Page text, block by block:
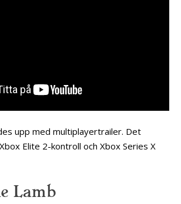
upp med multiplayertrailer. Det
Elite 2-kontroll och Xbox Series X
Lamb